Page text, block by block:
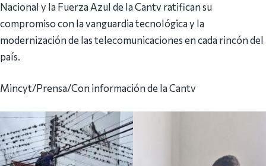
Nacional y la Fuerza Azul de la Cantv ratifican su
compromiso con la vanguardia tecnológica y la
modernización de las telecomunicaciones en cada rincón del
país.
Mincyt/Prensa/Con información de la Cantv